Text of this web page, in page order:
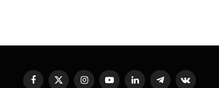
FacebookX InstagramYouTubeLinkedInTelegramVKontakte